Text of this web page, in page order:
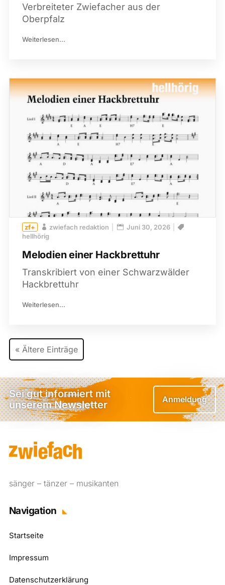
Verbreiteter Zwiefacher aus der
Oberpfalz
Weiterlesen...
Melodien einer Hackbrettuhr
zwiefach redaktion
Juni 30, 2026
hellhörig
Transkribiert von einer Schwarzwälder
Hackbrettuhr
Weiterlesen...
« Ältere Einträge
Sei gut informiert mit
unserem Newsletter
Anmeldung
sänger – tänzer – musikanten
Navigation
Startseite
Impressum
Datenschutzerklärung